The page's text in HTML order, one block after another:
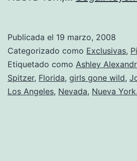
Publicada el 19 marzo, 2008
Categorizado como Exclusivas,
Etiquetado como Ashley
Spitzer, Florida, girls gone wild,
Los Angeles, Nevada, Nueva York,